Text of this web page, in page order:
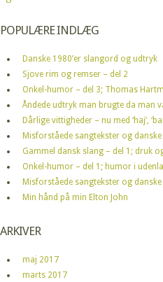
POPULÆRE INDLÆG
Danske 1980’er slangord og udtryk
Sjove rim og remser – del 2
Onkel-humor – del 3; Thomas
Åndede udtryk man brugte da man
Dårlige vittigheder – nu med ‘haj’,
Misforståede sangtekster og
Gammel dansk slang – del 1; druk
Onkel-humor – del 1; humor i
Misforståede sangtekster og
Min hånd på min Elton John
ARKIVER
maj 2017
marts 2017